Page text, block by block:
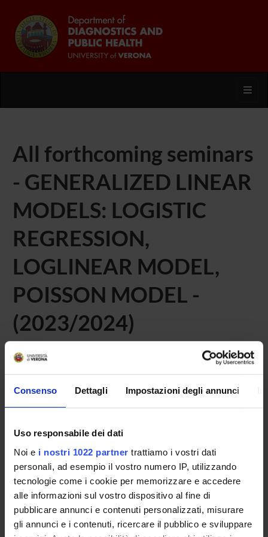
Consenso Dettagli Impostazioni degli annunci
Uso responsabile dei dati
Noi e i nostri 1022 partner trattiamo i vostri dati
personali, ad esempio il vostro numero IP, utilizzando
tecnologie come i cookie per memorizzare e accedere
alle informazioni sul vostro dispositivo al fine di
pubblicare annunci e contenuti personalizzati, misurare
gli annunci e i contenuti, ricercare il pubblico e sviluppare
All forthcoming seminars
- GENERALIZED LINEAR
MODELS: LOGISTIC
REGRESSION,
LOGLINEAR MODEL,
POISSON MODEL -
(2023/2024)
No recent seminar found relating to teaching
REGRESSION, LOGLINEAR MODEL, POISSON MODEL.
STUDYING
COURSES